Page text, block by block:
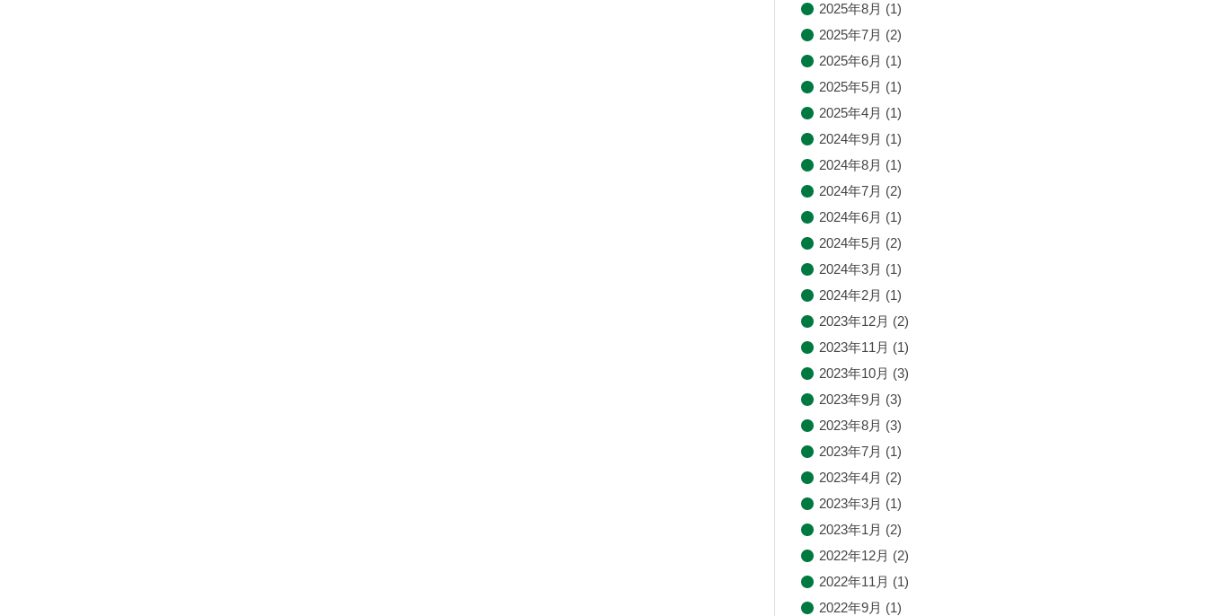
2025年8月 (1)
2025年7月 (2)
2025年6月 (1)
2025年5月 (1)
2025年4月 (1)
2024年9月 (1)
2024年8月 (1)
2024年7月 (2)
2024年6月 (1)
2024年5月 (2)
2024年3月 (1)
2024年2月 (1)
2023年12月 (2)
2023年11月 (1)
2023年10月 (3)
2023年9月 (3)
2023年8月 (3)
2023年7月 (1)
2023年4月 (2)
2023年3月 (1)
2023年1月 (2)
2022年12月 (2)
2022年11月 (1)
2022年9月 (1)